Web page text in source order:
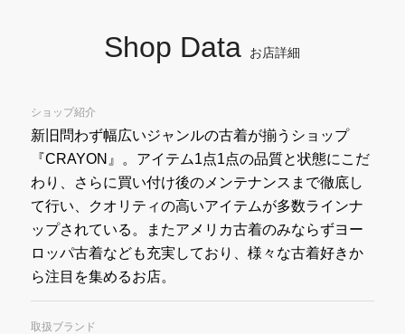
Shop Data お店詳細
ショップ紹介
新旧問わず幅広いジャンルの古着が揃うショップ
『CRAYON』。アイテム1点1点の品質と状態にこだ
わり、さらに買い付け後のメンテナンスまで徹底し
て行い、クオリティの高いアイテムが多数ラインナ
ップされている。またアメリカ古着のみならずヨー
ロッパ古着なども充実しており、様々な古着好きか
ら注目を集めるお店。
取扱ブランド